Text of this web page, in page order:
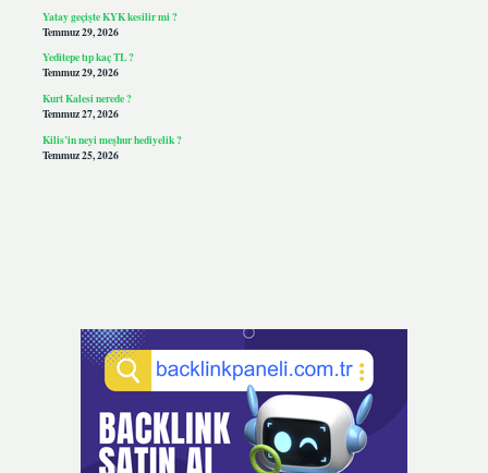
Yatay geçişte KYK kesilir mi ?
Temmuz 29, 2026
Yeditepe tıp kaç TL ?
Temmuz 29, 2026
Kurt Kalesi nerede ?
Temmuz 27, 2026
Kilis’in neyi meşhur hediyelik ?
Temmuz 25, 2026